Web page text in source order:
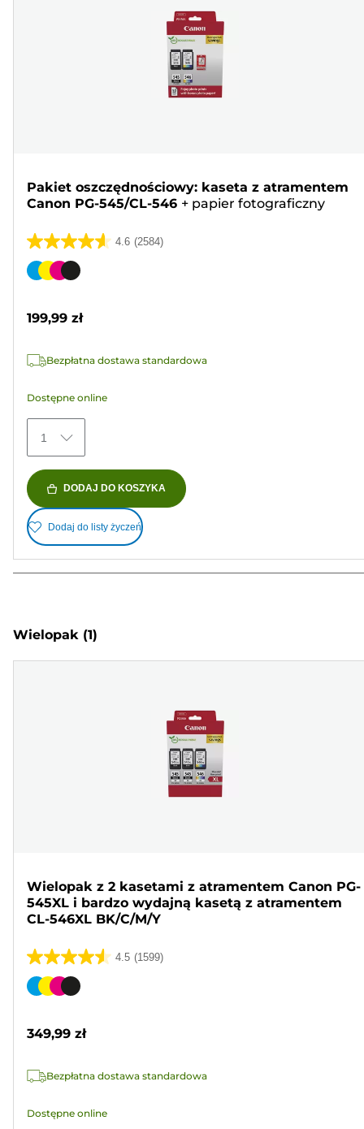
Pakiet oszczędnościowy: kaseta z atramentem
Canon PG-545/CL-546 + papier fotograficzny
4.6 (2584)
4.6
na
2584
Wkład
199,99 zł
Bezpłatna dostawa standardowa
Dostępne online
1
DODAJ DO KOSZYKA
Dodaj do listy życzeń
Wielopak (1)
Wielopak z 2 kasetami z atramentem Canon PG-
545XL i bardzo wydajną kasetą z atramentem
CL-546XL BK/C/M/Y
4.5 (1599)
4.5
na
1599
Wkład
349,99 zł
Bezpłatna dostawa standardowa
Dostępne online